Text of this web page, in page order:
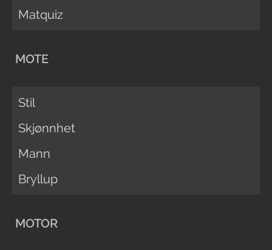
Matquiz
MOTE
Stil
Skjønnhet
Mann
Bryllup
MOTOR